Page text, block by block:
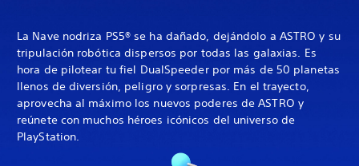
La Nave nodriza PS5® se ha dañado, dejándolo a ASTRO y su
tripulación robótica dispersos por todas las galaxias. Es
hora de pilotear tu fiel DualSpeeder por más de 50 planetas
llenos de diversión, peligro y sorpresas. En el trayecto,
aprovecha al máximo los nuevos poderes de ASTRO y
reúnete con muchos héroes icónicos del universo de
PlayStation.